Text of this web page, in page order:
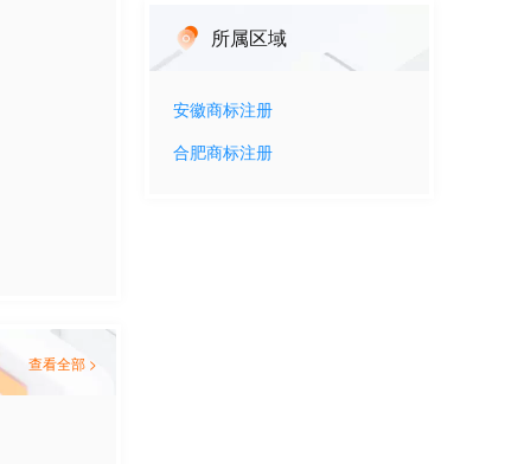
查看全部 >
所属区域
安徽商标注册
合肥商标注册